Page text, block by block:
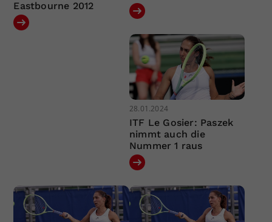
Eastbourne 2012
28.01.2024
ITF Le Gosier: Paszek
nimmt auch die
Nummer 1 raus